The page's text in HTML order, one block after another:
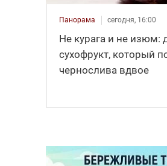
Панорама сегодня, 16:00
Не курага и не изюм:
сухофрукт, который
чернослива вдвое